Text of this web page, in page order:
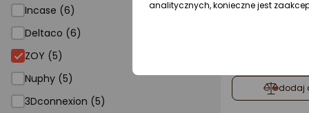
Incase (6)
Deltaco (6)
ZOYZOY (5)
Nuphy (5)
3Dconnexion (5)
dodaj
analitycznych, konieczne jest